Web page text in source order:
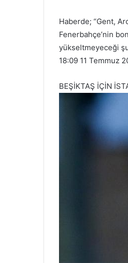
Haberde; “Gent,
Fenerbahçe’nin
yükseltmeyeceği
18:09 11 Temmuz
BEŞİKTAŞ İÇİN